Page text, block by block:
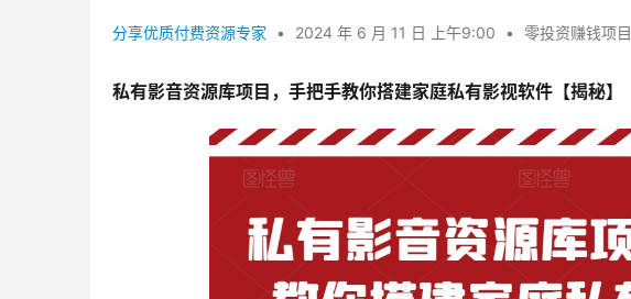
分享优质付费资源专家 • 2024 年 6 月 11 日 上午9:00 • 零投资赚钱项目
私有影音资源库项目，手把手教你搭建家庭私有影视软件【揭秘】